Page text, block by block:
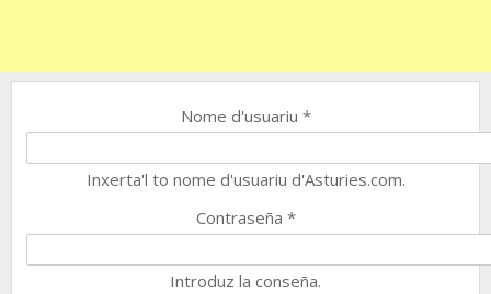
Nome d'usuariu *
Inxerta'l to nome d'usuariu d'Asturies.com.
Contraseña *
Introduz la conseña.